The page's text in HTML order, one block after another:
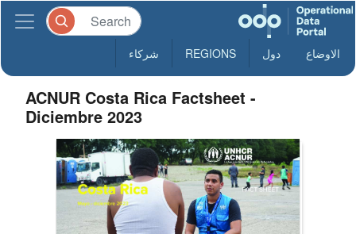
الاوضاع دول REGIONS شركاء
ACNUR Costa Rica Factsheet -
Diciembre 2023